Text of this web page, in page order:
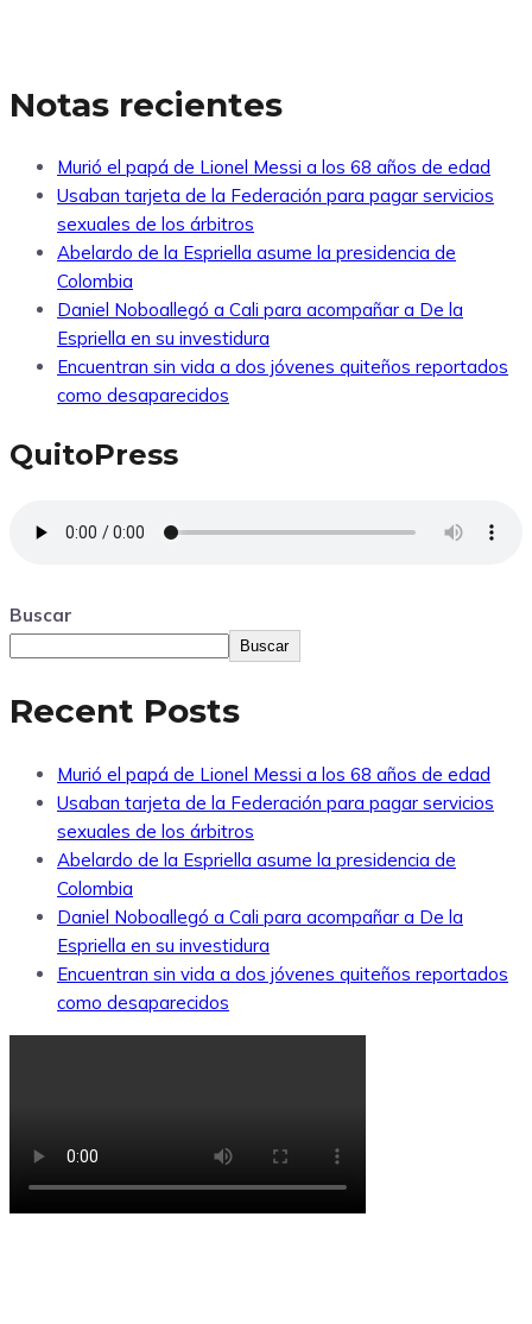
Notas recientes
Murió el papá de Lionel Messi a los 68 años de edad
Usaban tarjeta de la Federación para pagar servicios
sexuales de los árbitros
Abelardo de la Espriella asume la presidencia de
Colombia
Daniel Noboallegó a Cali para acompañar a De la
Espriella en su investidura
Encuentran sin vida a dos jóvenes quiteños reportados
como desaparecidos
QuitoPress
Buscar
Buscar
Recent Posts
Murió el papá de Lionel Messi a los 68 años de edad
Usaban tarjeta de la Federación para pagar servicios
sexuales de los árbitros
Abelardo de la Espriella asume la presidencia de
Colombia
Daniel Noboallegó a Cali para acompañar a De la
Espriella en su investidura
Encuentran sin vida a dos jóvenes quiteños reportados
como desaparecidos